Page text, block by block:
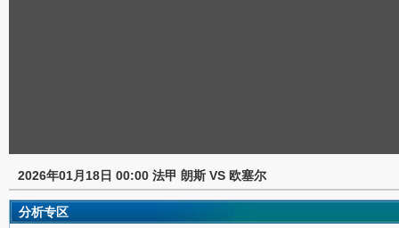
2026年01月18日 00:00 法甲 朗斯 VS 欧塞尔
分析专区